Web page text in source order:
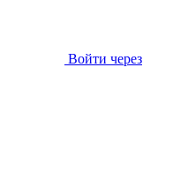
Войти через